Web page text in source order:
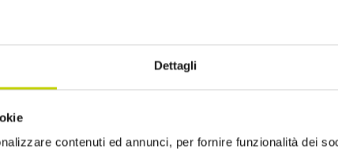
Dettagli
contenuti ed annunci, per fornire funzionalità dei
La Newsletter del Festival
sempre informato sulle novità e gli appuntamenti